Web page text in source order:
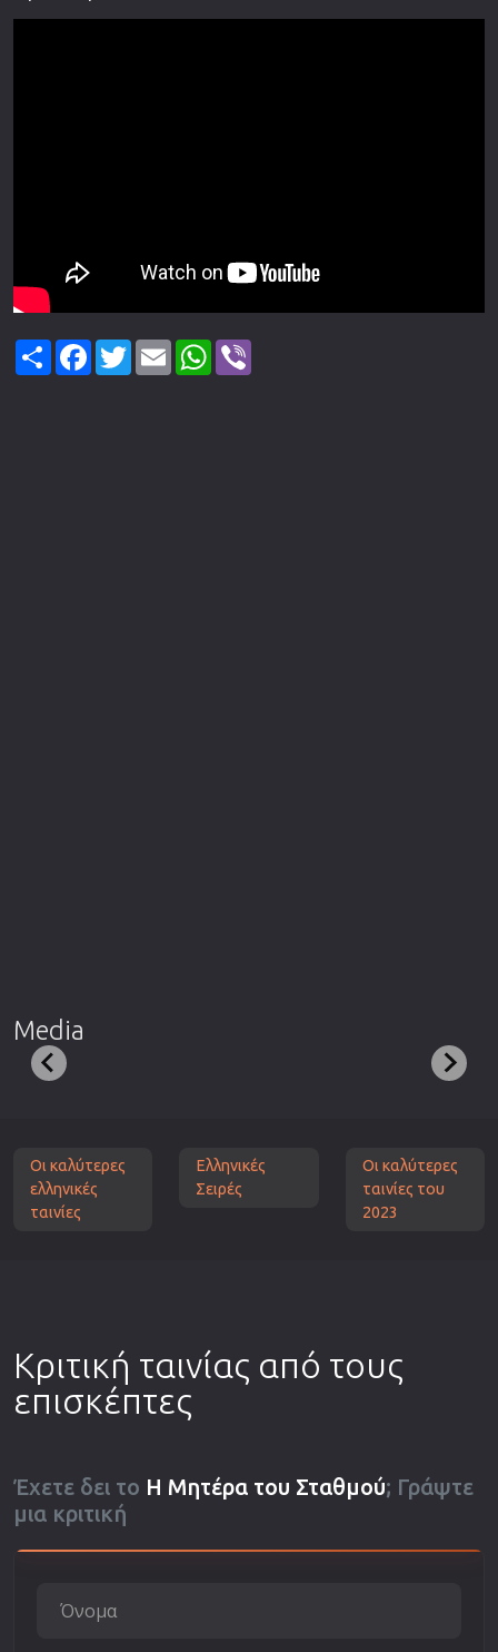
ShareFacebook
TwitterEmail WhatsApp
Media
Οι καλύτερες
ελληνικές
ταινίες
Ελληνικές
Σειρές
Οι καλύτερες
ταινίες του
2023
Κριτική ταινίας από τους
επισκέπτες
Έχετε δει το Η Μητέρα του Σταθμού; Γράψτε
μια κριτική